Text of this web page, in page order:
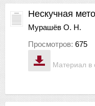
Материал в
Нескучная
Мурашёв О. Н.
Просмотров: 675